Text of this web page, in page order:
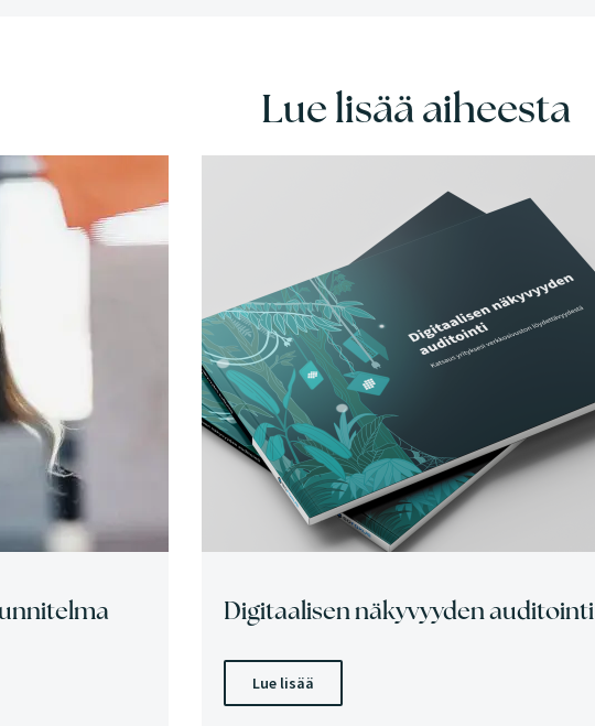
Lue lisää aiheesta
Digitaalisen näkyvyyden auditointi
Lue lisää